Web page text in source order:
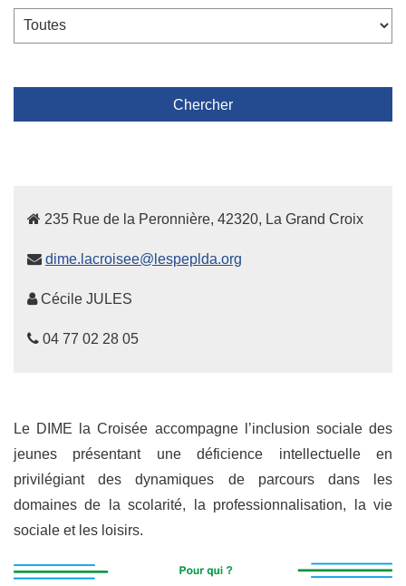
Chercher
235 Rue de la Peronnière, 42320, La Grand Croix
dime.lacroisee@lespeplda.org
Cécile JULES
04 77 02 28 05
Le DIME la Croisée accompagne l’inclusion sociale des
jeunes présentant une déficience intellectuelle en
privilégiant des dynamiques de parcours dans les
domaines de la scolarité, la professionnalisation, la vie
sociale et les loisirs.